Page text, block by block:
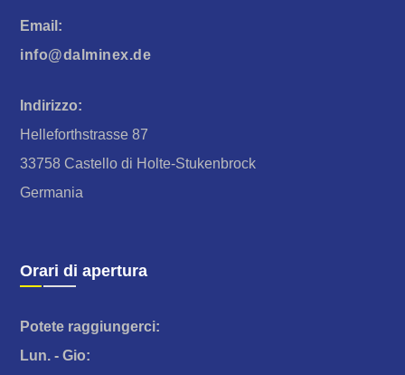
Email:
info@dalminex.de
Indirizzo:
Helleforthstrasse 87
33758 Castello di Holte-Stukenbrock
Germania
Orari di apertura
Potete raggiungerci:
Lun. - Gio: